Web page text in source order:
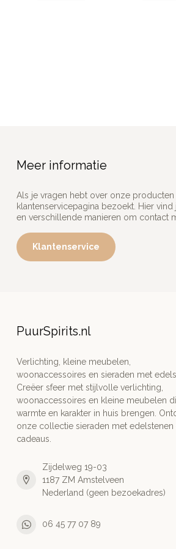
Meer informatie
Als je vragen hebt over onze
klantenservicepagina bezoekt. Hier
en verschillende manieren om contact
Klantenservice
PuurSpirits.nl
Verlichting, kleine meubelen,
woonaccessoires en sieraden met
Creëer sfeer met stijlvolle verlichting,
woonaccessoires en kleine meubelen
warmte en karakter in huis brengen.
onze collectie sieraden met edelstenen
cadeaus.
Zijdelweg 19-03
1187 ZM Amstelveen
Nederland (geen bezoekadres)
06 45 77 07 89